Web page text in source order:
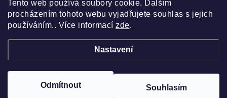
Tento web používá soubory cookie. Dalším
procházením tohoto webu vyjadřujete souhlas s jejich
používáním.. Více informací zde.
Nastavení
Odmítnout Souhlasím
Rady a tipy
vzduchotechnika-ventilace . Všechna práva vyhrazena.